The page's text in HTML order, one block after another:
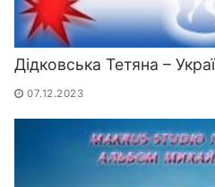
Дідковська Тетяна –
07.12.2023